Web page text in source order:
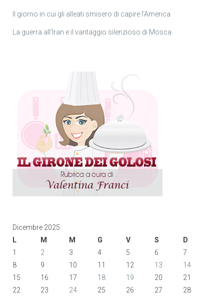
Il giorno in cui gli alleati smisero di capire l’America
La guerra all’Iran e il vantaggio silenzioso di Mosca
Dicembre 2025
L
M M G V S
D
1
2 3 4 5 6
7
8
9 10 11 12 13
14
15
16 17 18 19 20
21
22
23 24 25 26 27
28